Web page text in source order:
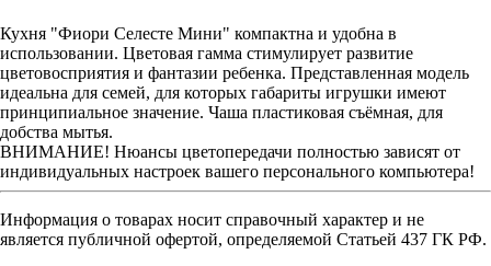
Кухня "Фиори Селесте Мини" компактна и удобна в
использовании. Цветовая гамма стимулирует развитие
цветовосприятия и фантазии ребенка. Представленная модель
идеальна для семей, для которых габариты игрушки имеют
принципиальное значение. Чаша пластиковая съёмная, для
добства мытья.
ВНИМАНИЕ! Нюансы цветопередачи полностью зависят от
индивидуальных настроек вашего персонального компьютера!
Информация о товарах носит справочный характер и не
является публичной офертой, определяемой Статьей 437 ГК РФ.